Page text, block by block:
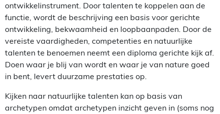
ontwikkelinstrument. Door talenten te koppelen aan de
functie, wordt de beschrijving een basis voor gerichte
ontwikkeling, bekwaamheid en loopbaanpaden. Door de
vereiste vaardigheden, competenties en natuurlijke
talenten te benoemen neemt een diploma gerichte kijk af.
Doen waar je blij van wordt en waar je van nature goed
in bent, levert duurzame prestaties op.
Kijken naar natuurlijke talenten kan op basis van
archetypen omdat archetypen inzicht geven in (soms nog